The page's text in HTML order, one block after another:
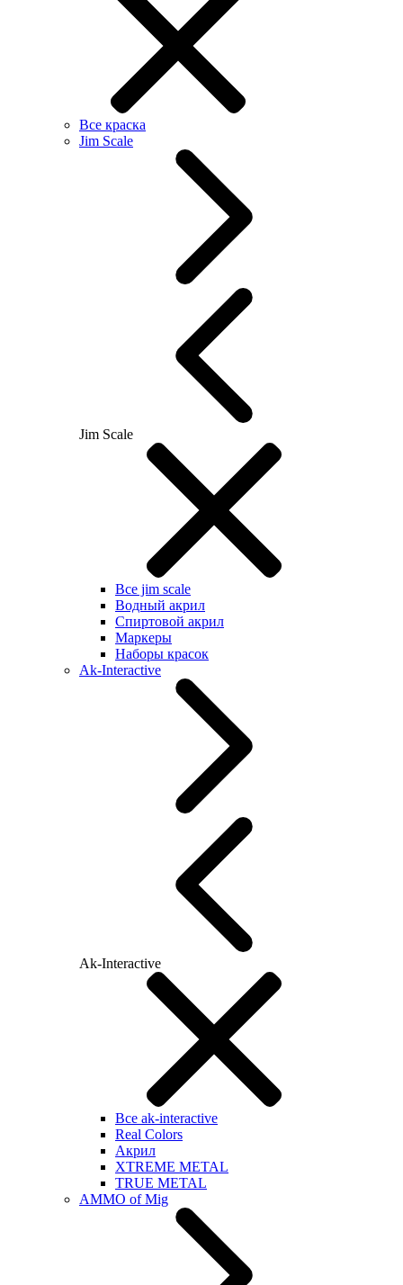
Все краска
Jim Scale
Jim Scale
Все jim scale
Водный акрил
Спиртовой акрил
Маркеры
Наборы красок
Ak-Interactive
Ak-Interactive
Все ak-interactive
Real Colors
Акрил
XTREME METAL
TRUE METAL
AMMO of Mig